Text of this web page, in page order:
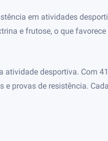
em atividades
e frutose, o que
desportiva. Com
provas de resistência.